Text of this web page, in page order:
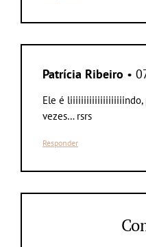
Patrícia Ribeiro •
Ele é liiiiiiiiiiiiiiiiiiiindo,
vezes… rsrs
Responder